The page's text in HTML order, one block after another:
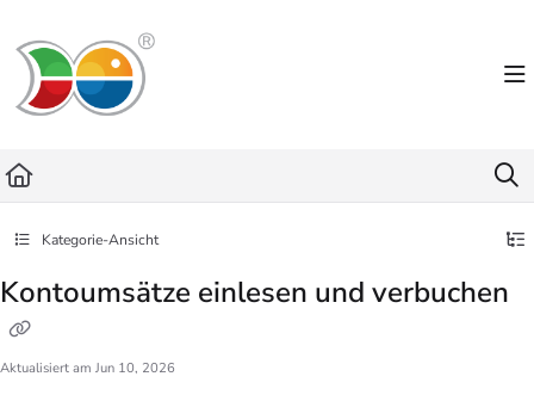
Fetch the complete documentation index at:
Use this file to discover all available pages before exploring further.
Kategorie-Ansicht
Kontoumsätze einlesen und verbuchen
Aktualisiert am Jun 10, 2026